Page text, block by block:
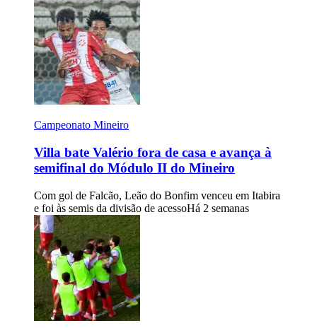
Campeonato Mineiro
Villa bate Valério fora de casa e avança à
semifinal do Módulo II do Mineiro
Com gol de Falcão, Leão do Bonfim venceu em Itabira
e foi às semis da divisão de acessoHá 2 semanas